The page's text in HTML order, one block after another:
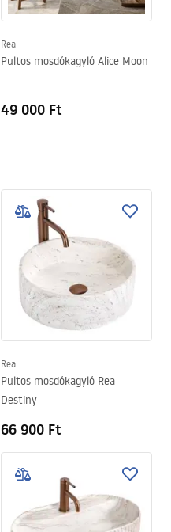
Rea
Pultos mosdókagyló Alice Moon
49 000 Ft
Rea
Pultos mosdókagyló Rea
Destiny
66 900 Ft